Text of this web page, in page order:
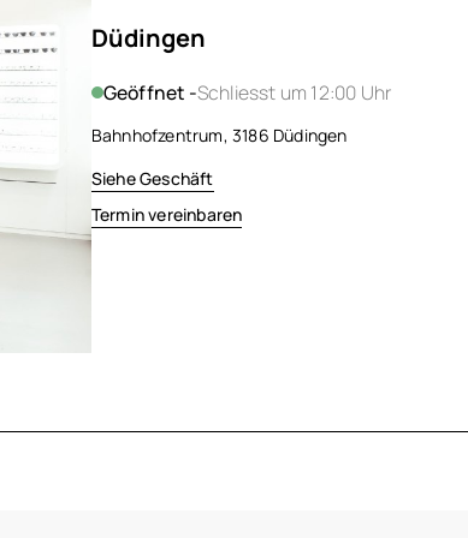
Düdingen
Geöffnet -Schliesst um 12:00 Uhr
Bahnhofzentrum, 3186 Düdingen
Siehe Geschäft
Termin vereinbaren